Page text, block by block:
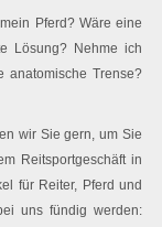
Pferd? Wäre eine
Lösung? Nehme ich
anatomische Trense?
wir Sie gern, um Sie
Reitsportgeschäft in
für Reiter, Pferd und
uns fündig werden: